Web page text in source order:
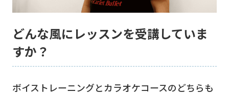
どんな風にレッスンを受講していま
すか？
ボイストレーニングとカラオケコースのどちらも